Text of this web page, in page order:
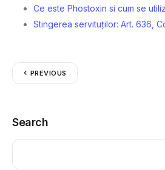
Ce este Phostoxin si cum se
Stingerea servituților: Art. 636,
PREVIOUS
Search